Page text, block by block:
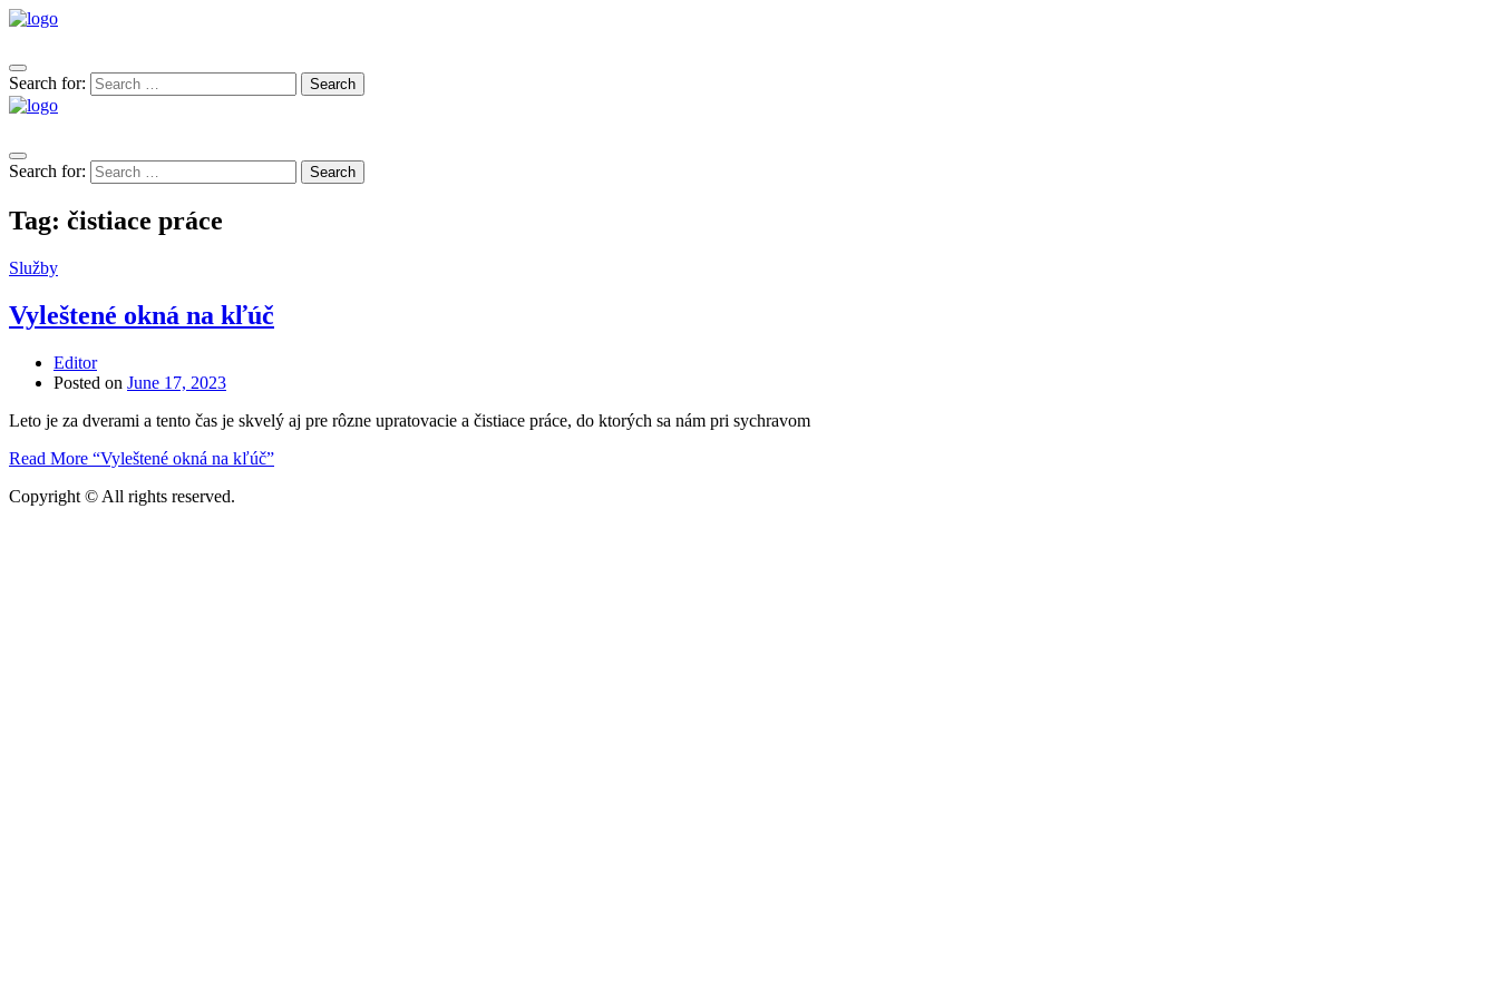
Search for: Search
Search for: Search
Tag: čistiace práce
Služby
Vyleštené okná na kľúč
Editor
Posted on June 17, 2023
Leto je za dverami a tento čas je skvelý aj pre rôzne upratovacie a čistiace práce, do ktorých sa nám pri sychravom
Read More “Vyleštené okná na kľúč”
Copyright © All rights reserved.